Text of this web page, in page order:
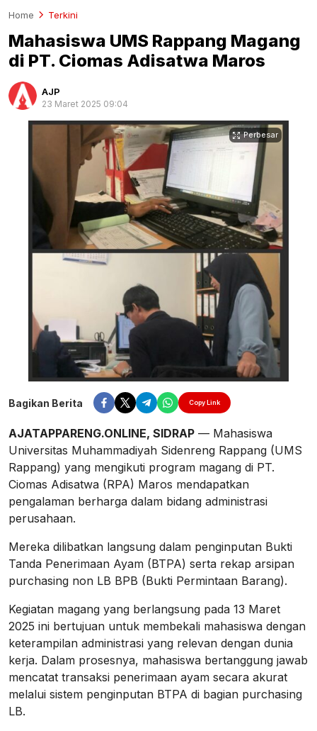
Home Terkini
Mahasiswa UMS Rappang Magang
di PT. Ciomas Adisatwa Maros
AJP
23 Maret 2025 09:04
Perbesar
Bagikan Berita Copy Link
AJATAPPARENG.ONLINE, SIDRAP — Mahasiswa
Universitas Muhammadiyah Sidenreng Rappang (UMS
Rappang) yang mengikuti program magang di PT.
Ciomas Adisatwa (RPA) Maros mendapatkan
pengalaman berharga dalam bidang administrasi
perusahaan.
Mereka dilibatkan langsung dalam penginputan Bukti
Tanda Penerimaan Ayam (BTPA) serta rekap arsipan
purchasing non LB BPB (Bukti Permintaan Barang).
Kegiatan magang yang berlangsung pada 13 Maret
2025 ini bertujuan untuk membekali mahasiswa dengan
keterampilan administrasi yang relevan dengan dunia
kerja. Dalam prosesnya, mahasiswa bertanggung jawab
mencatat transaksi penerimaan ayam secara akurat
melalui sistem penginputan BTPA di bagian purchasing
LB.